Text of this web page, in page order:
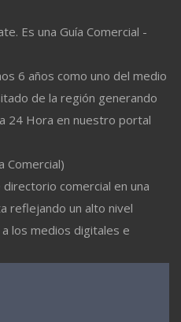
Es una Guía Comercial -
6 años como uno del medio
de la región generando
24 Hora en nuestro portal
Comercial)
comercial en una
reflejando un alto nivel
los medios digitales e